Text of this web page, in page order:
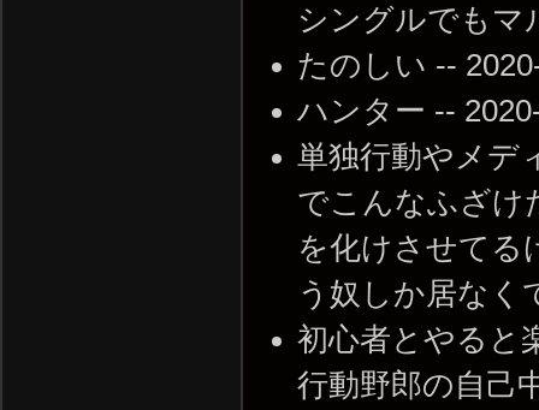
シングルでもマ
たのしい --
ハンター --
単独行動やメデ
でこんなふざけ
を化けさせてる
う奴しか居なく
初心者とやると
行動野郎の自己